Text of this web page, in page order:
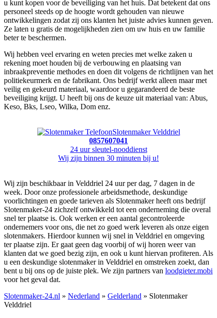
u kunt kopen voor de beveiliging van het huis. Dat betekent dat ons
personeel steeds op de hoogte wordt gehouden van nieuwe
ontwikkelingen zodat zij ons klanten het juiste advies kunnen geven.
Ze laten u gratis de mogelijkheden zien om uw huis en uw familie
beter te beschermen.
Wij hebben veel ervaring en weten precies met welke zaken u
rekening moet houden bij de verbouwing en plaatsing van
inbraakpreventie methodes en doen dit volgens de richtlijnen van het
politiekeurmerk en de fabrikant. Ons bedrijf werkt alleen maar met
veilig en gekeurd materiaal, waardoor u gegarandeerd de beste
beveiliging krijgt. U heeft bij ons de keuze uit materiaal van: Abus,
Keso, Bks, Lseo, Wilka, Dom enz.
Slotenmaker Velddriel
0857607041
24 uur sleutel-nooddienst
Wij zijn binnen 30 minuten bij u!
Wij zijn beschikbaar in Velddriel 24 uur per dag, 7 dagen in de
week. Door onze professionele arbeidsmethode, deskundige
voorlichtingen en goede tarieven als Slotenmaker heeft ons bedrijf
Slotenmaker-24 zichzelf ontwikkeld tot een onderneming die overal
snel ter plaatse is. Ook werken er een aantal gecontroleerde
ondernemers voor ons, die net zo goed werk leveren als onze eigen
slotenmakers. Hierdoor kunnen wij snel in Velddriel en omgeving
ter plaatse zijn. Er gaat geen dag voorbij of wij horen weer van
klanten dat we goed bezig zijn, en ook u kunt hiervan profiteren. Als
u een deskundige slotenmaker in Velddriel en omstreken zoekt, dan
bent u bij ons op de juiste plek. We zijn partners van loodgieter.mobi
voor het geval dat.
Slotenmaker-24.nl » Nederland » Gelderland » Slotenmaker
Velddriel